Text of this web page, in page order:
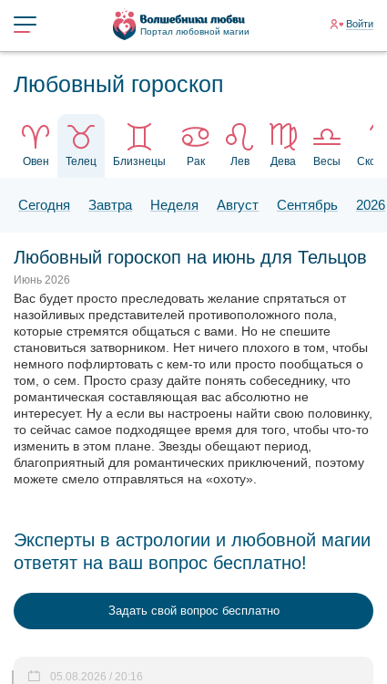
Портал любовной магии
Войти
Любовный гороскоп
Овен Телец Близнецы Рак Лев Дева Весы
Сегодня Завтра Неделя Август Сентябрь 2026
Любовный гороскоп на июнь для Тельцов
Июнь 2026
Вас будет просто преследовать желание спрятаться от
назойливых представителей противоположного пола,
которые стремятся общаться с вами. Но не спешите
становиться затворником. Нет ничего плохого в том, чтобы
немного пофлиртовать с кем-то или просто пообщаться о
том, о сем. Просто сразу дайте понять собеседнику, что
романтическая составляющая вас абсолютно не
интересует. Ну а если вы настроены найти свою половинку,
то сейчас самое подходящее время для того, чтобы что-то
изменить в этом плане. Звезды обещают период,
благоприятный для романтических приключений, поэтому
можете смело отправляться на «охоту».
Эксперты в астрологии и любовной магии
ответят на ваш вопрос бесплатно!
Задать свой вопрос бесплатно
05.08.2026 / 20:16